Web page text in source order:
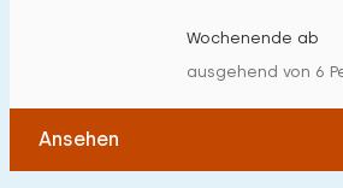
€ 0 — € 1000+
Wochenende ab
ausgehend von 6
Ansehen